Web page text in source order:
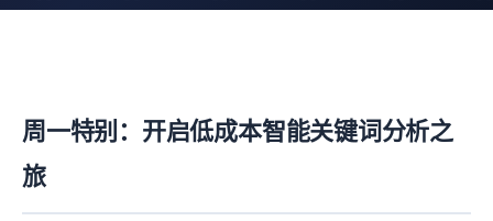
周一特别：开启低成本智能关键词分析之
旅